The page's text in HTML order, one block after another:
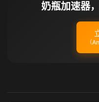
奶瓶加速器
（